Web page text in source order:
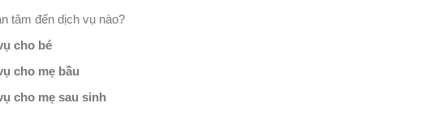
tâm đến dịch vụ nào?
cho bé
cho mẹ bầu
cho mẹ sau sinh